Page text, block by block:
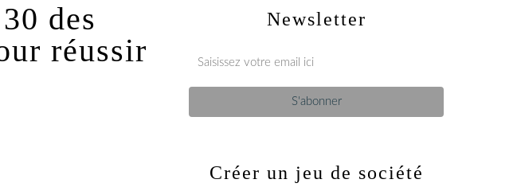
des
réussir
Newsletter
Créer un jeu de société